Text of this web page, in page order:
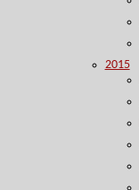
2015